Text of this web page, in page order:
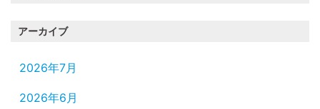
アーカイブ
2026年7月
2026年6月